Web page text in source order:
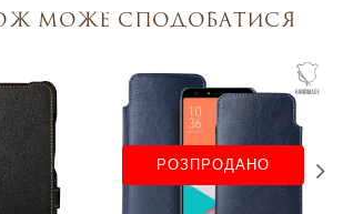
може сподобатися
РОЗПРОДАНО